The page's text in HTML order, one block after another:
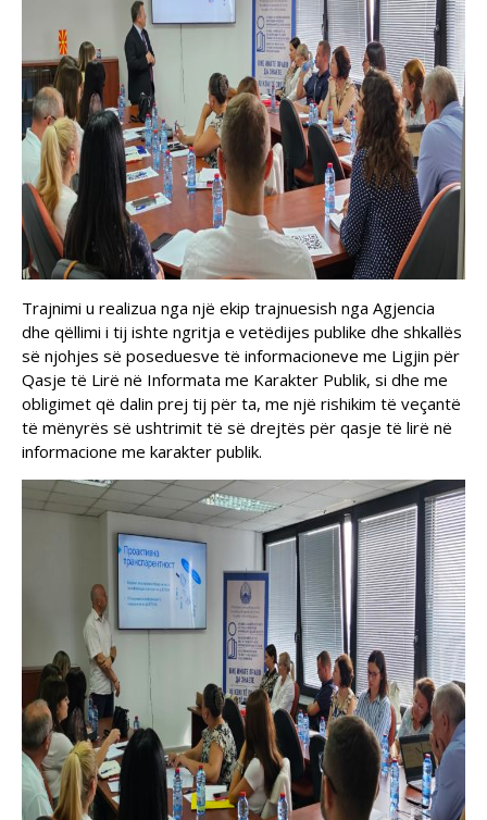
Trajnimi u realizua nga një ekip trajnuesish nga Agjencia
dhe qëllimi i tij ishte ngritja e vetëdijes publike dhe shkallës
së njohjes së poseduesve të informacioneve me Ligjin për
Qasje të Lirë në Informata me Karakter Publik, si dhe me
obligimet që dalin prej tij për ta, me një rishikim të veçantë
të mënyrës së ushtrimit të së drejtës për qasje të lirë në
informacione me karakter publik.